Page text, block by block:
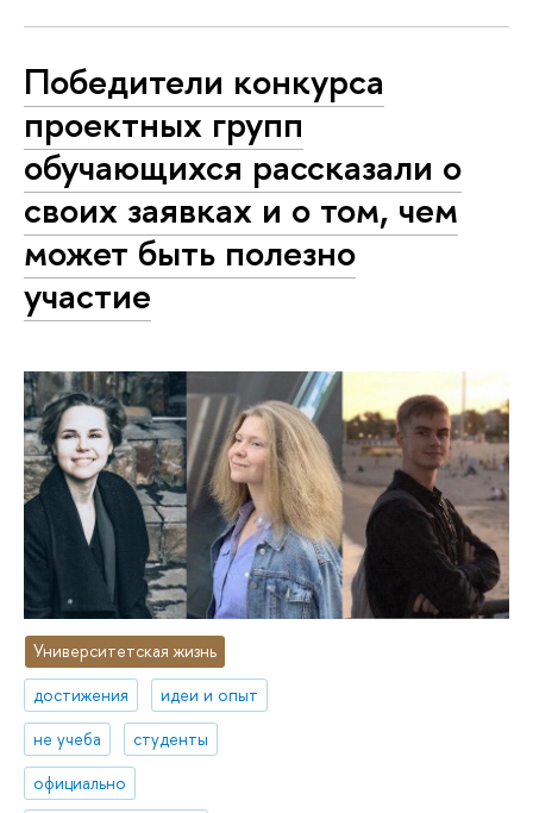
Победители конкурса
проектных групп
обучающихся рассказали о
своих заявках и о том, чем
может быть полезно
участие
Университетская жизнь
достижения
идеи и опыт
не учеба
студенты
официально